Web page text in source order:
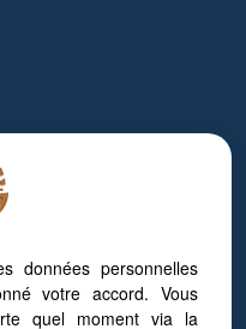
données personnelles
votre accord. Vous
quel moment via la